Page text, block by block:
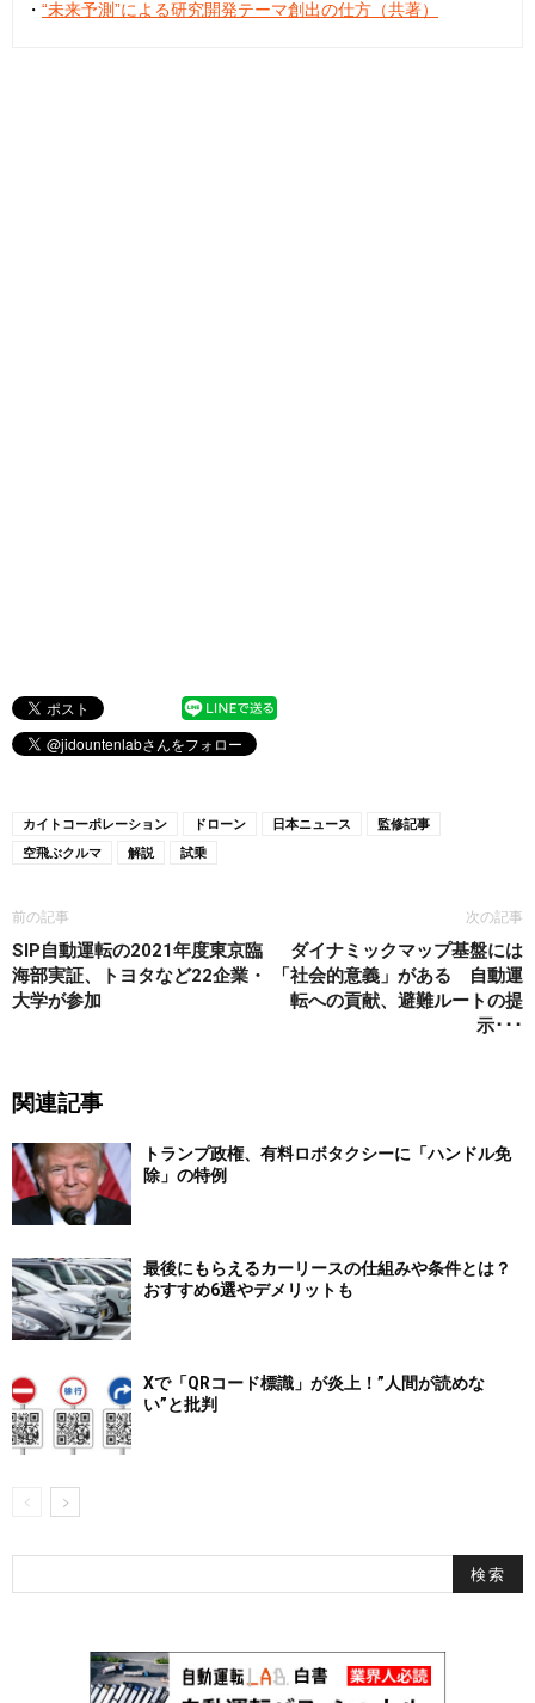
・ “未来予測”による研究開発テーマ創出の仕方（共著）
カイトコーポレーション ドローン 日本ニュース
監修記事
空飛ぶクルマ
解説 試乗
前の記事
SIP自動運転の2021年度東京臨
海部実証、トヨタなど22企業・
大学が参加
次の記事
ダイナミックマップ基盤には
「社会的意義」がある 自動運
転への貢献、避難ルートの提
示･･･
関連記事
トランプ政権、有料ロボタクシーに「ハンドル免
除」の特例
最後にもらえるカーリースの仕組みや条件とは？
おすすめ6選やデメリットも
Xで「QRコード標識」が炎上！”人間が読めな
い”と批判